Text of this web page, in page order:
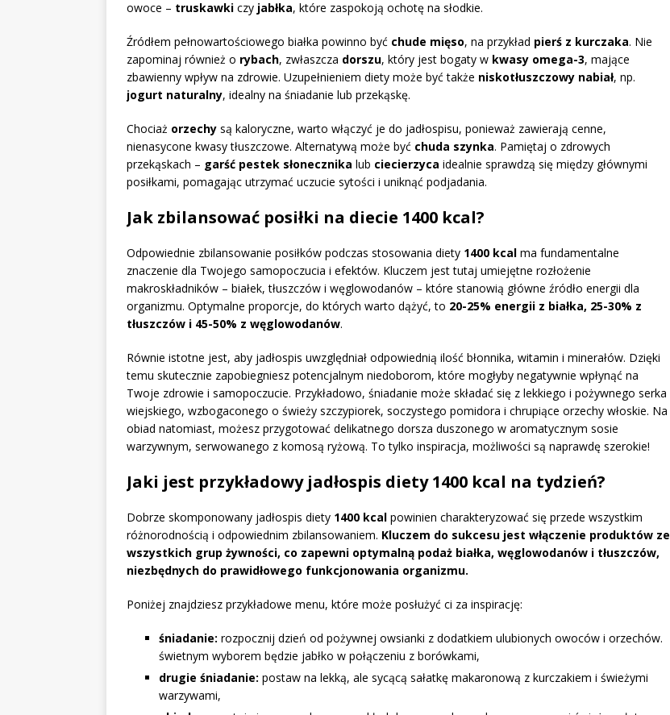
owoce – truskawki czy jabłka, które zaspokoją ochotę na słodkie.
Źródłem pełnowartościowego białka powinno być chude mięso, na przykład pierś z kurczaka. Nie
zapominaj również o rybach, zwłaszcza dorszu, który jest bogaty w kwasy omega-3, mające
zbawienny wpływ na zdrowie. Uzupełnieniem diety może być także niskotłuszczowy nabiał, np.
jogurt naturalny, idealny na śniadanie lub przekąskę.
Chociaż orzechy są kaloryczne, warto włączyć je do jadłospisu, ponieważ zawierają cenne,
nienasycone kwasy tłuszczowe. Alternatywą może być chuda szynka. Pamiętaj o zdrowych
przekąskach – garść pestek słonecznika lub ciecierzyca idealnie sprawdzą się między głównymi
posiłkami, pomagając utrzymać uczucie sytości i uniknąć podjadania.
Jak zbilansować posiłki na diecie 1400 kcal?
Odpowiednie zbilansowanie posiłków podczas stosowania diety 1400 kcal ma fundamentalne
znaczenie dla Twojego samopoczucia i efektów. Kluczem jest tutaj umiejętne rozłożenie
makroskładników – białek, tłuszczów i węglowodanów – które stanowią główne źródło energii dla
organizmu. Optymalne proporcje, do których warto dążyć, to 20-25% energii z białka, 25-30% z
tłuszczów i 45-50% z węglowodanów.
Równie istotne jest, aby jadłospis uwzględniał odpowiednią ilość błonnika, witamin i minerałów. Dzięki
temu skutecznie zapobiegniesz potencjalnym niedoborom, które mogłyby negatywnie wpłynąć na
Twoje zdrowie i samopoczucie. Przykładowo, śniadanie może składać się z lekkiego i pożywnego serka
wiejskiego, wzbogaconego o świeży szczypiorek, soczystego pomidora i chrupiące orzechy włoskie. Na
obiad natomiast, możesz przygotować delikatnego dorsza duszonego w aromatycznym sosie
warzywnym, serwowanego z komosą ryżową. To tylko inspiracja, możliwości są naprawdę szerokie!
Jaki jest przykładowy jadłospis diety 1400 kcal na tydzień?
Dobrze skomponowany jadłospis diety 1400 kcal powinien charakteryzować się przede wszystkim
różnorodnością i odpowiednim zbilansowaniem. Kluczem do sukcesu jest włączenie produktów ze
wszystkich grup żywności, co zapewni optymalną podaż białka, węglowodanów i tłuszczów,
niezbędnych do prawidłowego funkcjonowania organizmu.
Poniżej znajdziesz przykładowe menu, które może posłużyć ci za inspirację:
śniadanie: rozpocznij dzień od pożywnej owsianki z dodatkiem ulubionych owoców i orzechów.
świetnym wyborem będzie jabłko w połączeniu z borówkami,
drugie śniadanie: postaw na lekką, ale sycącą sałatkę makaronową z kurczakiem i świeżymi
warzywami,